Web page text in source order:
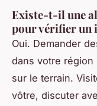
Existe-t-il une
pour vérifier un
Oui. Demander
dans votre région
sur le terrain.
vôtre, discuter